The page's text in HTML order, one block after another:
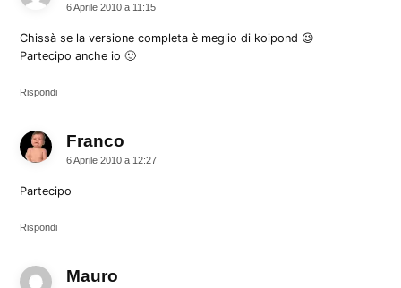
6 Aprile 2010 a 11:15
Chissà se la versione completa è meglio di koipond 😉
Partecipo anche io 🙂
Rispondi
Franco
6 Aprile 2010 a 12:27
Partecipo
Rispondi
Mauro